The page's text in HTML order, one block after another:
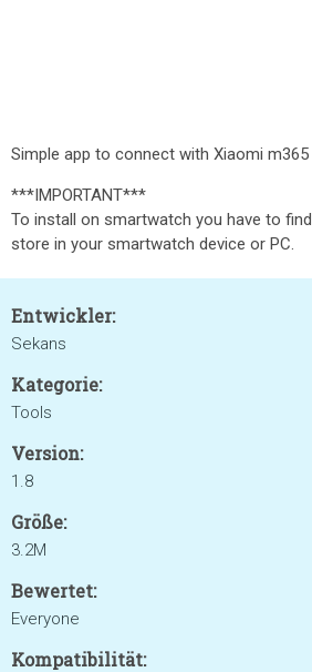
Simple app to connect with Xiaomi
***IMPORTANT***
To install on smartwatch you have to
store in your smartwatch device or PC.
Entwickler:
Sekans
Kategorie:
Tools
Version:
1.8
Größe:
3.2M
Bewertet:
Everyone
Kompatibilität: